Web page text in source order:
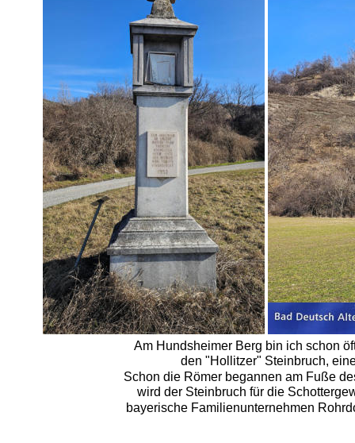
Am Hundsheimer Berg bin ich schon
den "Hollitzer" Steinbruch,
Schon die Römer begannen am Fuße
wird der Steinbruch für die
bayerische Familienunternehmen